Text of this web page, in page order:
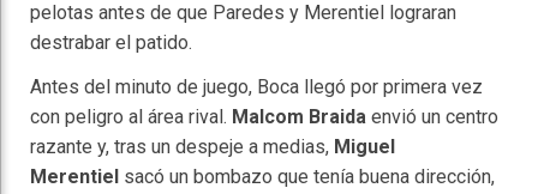
pelotas antes de que Paredes y Merentiel lograran
destrabar el patido.
Antes del minuto de juego, Boca llegó por primera vez
con peligro al área rival. Malcom Braida envió un centro
razante y, tras un despeje a medias, Miguel
Merentiel sacó un bombazo que tenía buena dirección,